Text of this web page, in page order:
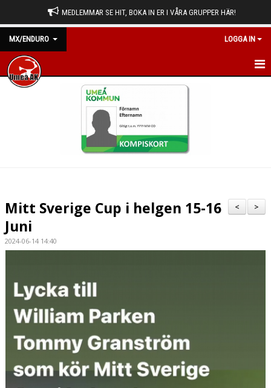
MEDLEMMAR SE HIT, BOKA IN ER I VÅRA GRUPPER HÄR!
MX/ENDURO LOGGA IN
HEM
KONTAKT
>
<
Mitt Sverige Cup i helgen 15-16
Juni
2024-06-14 14:40